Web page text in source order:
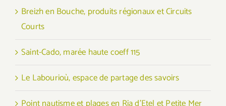
Breizh en Bouche, produits régionaux et Circuits
Courts
Saint-Cado, marée haute coeff 115
Le Labourioù, espace de partage des savoirs